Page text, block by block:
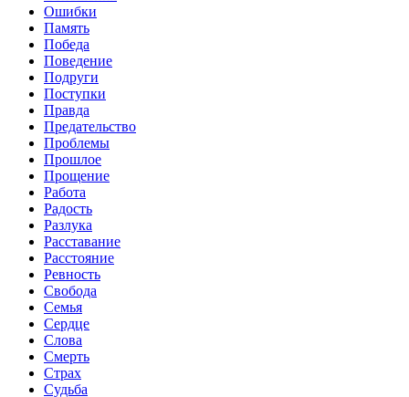
Ошибки
Память
Победа
Поведение
Подруги
Поступки
Правда
Предательство
Проблемы
Прошлое
Прощение
Работа
Радость
Разлука
Расставание
Расстояние
Ревность
Свобода
Семья
Сердце
Слова
Смерть
Страх
Судьба